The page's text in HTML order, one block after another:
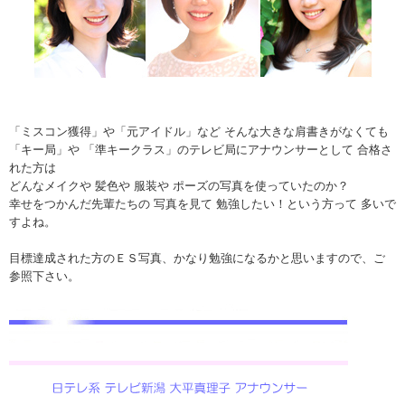
「ミスコン獲得」や「元アイドル」など そんな大きな肩書きがなくても
「キー局」や 「準キークラス」のテレビ局にアナウンサーとして 合格さ
れた方は
どんなメイクや 髪色や 服装や ポーズの写真を使っていたのか？
幸せをつかんだ先輩たちの 写真を見て 勉強したい！という方って 多いで
すよね。
目標達成された方のＥＳ写真、かなり勉強になるかと思いますので、ご
参照下さい。